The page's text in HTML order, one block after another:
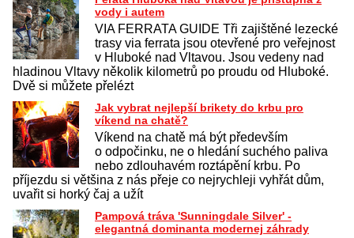
vody i autem
VIA FERRATA GUIDE Tři zajištěné lezecké
trasy via ferrata jsou otevřené pro veřejnost
v Hluboké nad Vltavou. Jsou vedeny nad
hladinou Vltavy několik kilometrů po proudu od Hluboké.
Dvě si můžete přelézt
Jak vybrat nejlepší brikety do krbu pro
víkend na chatě?
Víkend na chatě má být především
o odpočinku, ne o hledání suchého paliva
nebo zdlouhavém roztápění krbu. Po
příjezdu si většina z nás přeje co nejrychleji vyhřát dům,
uvařit si horký čaj a užít
Pampová tráva 'Sunningdale Silver' -
elegantná dominanta modernej záhrady